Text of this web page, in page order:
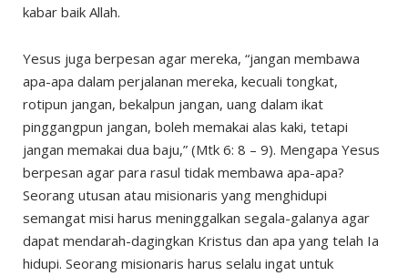
kabar baik Allah.
Yesus juga berpesan agar mereka, “jangan membawa
apa-apa dalam perjalanan mereka, kecuali tongkat,
rotipun jangan, bekalpun jangan, uang dalam ikat
pinggangpun jangan, boleh memakai alas kaki, tetapi
jangan memakai dua baju,” (Mtk 6: 8 – 9). Mengapa Yesus
berpesan agar para rasul tidak membawa apa-apa?
Seorang utusan atau misionaris yang menghidupi
semangat misi harus meninggalkan segala-galanya agar
dapat mendarah-dagingkan Kristus dan apa yang telah Ia
hidupi. Seorang misionaris harus selalu ingat untuk